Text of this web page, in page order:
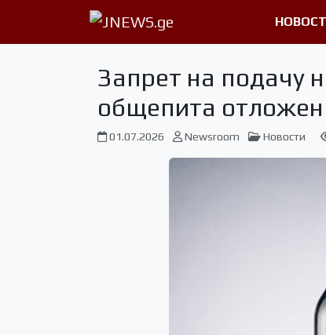
Запрет на подачу
общепита отложен
01.07.2026 Newsroom Новости